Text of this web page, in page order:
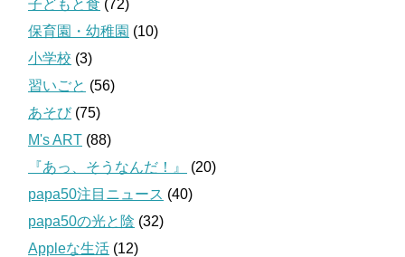
子どもと食 (72)
保育園・幼稚園 (10)
小学校 (3)
習いごと (56)
あそび(75)
M's ART (88)
『あっ、そうなんだ！』
(20)
papa50注目ニュース (40)
papa50の光と陰 (32)
Appleな生活 (12)